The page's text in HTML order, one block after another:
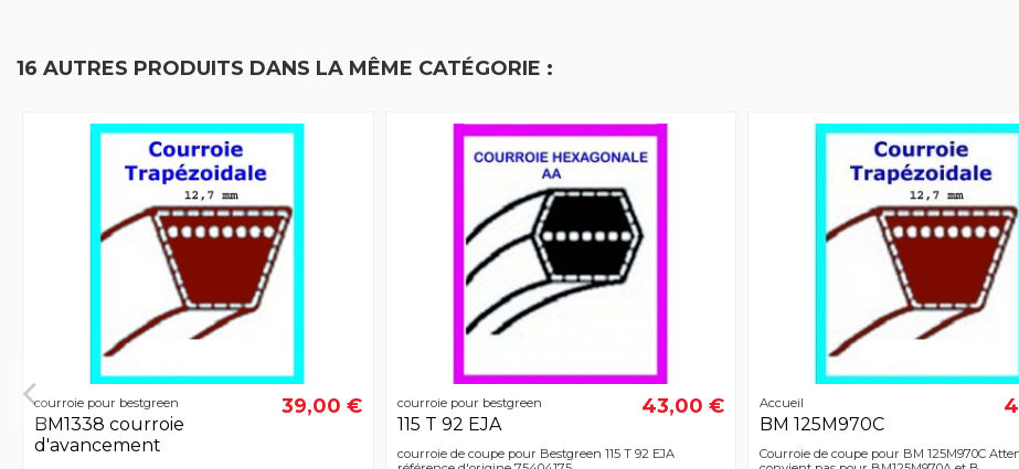
16 AUTRES PRODUITS DANS LA MÊME CATÉGORIE :
courroie pour bestgreen
BM1338 courroie
d'avancement
39,00 € courroie pour bestgreen
115 T 92 EJA
43,00 €
courroie de coupe pour Bestgreen 115 T 92 EJA
Accueil
BM 125M970C
Courroie de coupe pour BM 125M970C